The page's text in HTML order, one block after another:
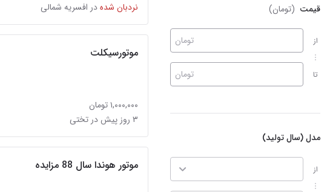
قیمت (تومان)
از
تا
تومان
تومان
مدل (سال تولید)
از
نردبان شدهدر افسریه شمالی
موتورسیکلت
۱,۰۰۰,۰۰۰ تومان
۳ روز پیش در تختی
موتور هوندا سال 88 مزایده